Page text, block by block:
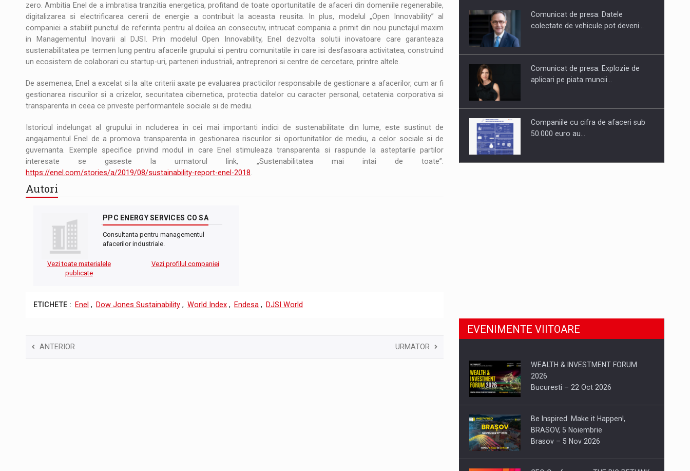
zero. Ambitia Enel de a imbratisa tranzitia energetica, profitand de toate oportunitatile de afaceri din domeniile regenerabile,
digitalizarea si electrificarea cererii de energie a contribuit la aceasta reusita. In plus, modelul „Open Innovability” al
companiei a stabilit punctul de referinta pentru al doilea an consecutiv, intrucat compania a primit din nou punctajul maxim
in Managementul Inovarii al DJSI. Prin modelul Open Innovability, Enel dezvolta solutii inovatoare care garanteaza
sustenabilitatea pe termen lung pentru afacerile grupului si pentru comunitatile in care isi desfasoara activitatea, construind
un ecosistem de colaborari cu startup-uri, parteneri industriali, antreprenori si centre de cercetare, printre altele.
De asemenea, Enel a excelat si la alte criterii axate pe evaluarea practicilor responsabile de gestionare a afacerilor, cum ar fi
gestionarea riscurilor si a crizelor, securitatea cibernetica, protectia datelor cu caracter personal, cetatenia corporativa si
transparenta in ceea ce priveste performantele sociale si de mediu.
Istoricul indelungat al grupului in ncluderea in cei mai importanti indici de sustenabilitate din lume, este sustinut de
angajamentul Enel de a promova transparenta in gestionarea riscurilor si oportunitatilor de mediu, a celor sociale si de
guvernanta. Exemple specifice privind modul in care Enel stimuleaza transparenta si raspunde la asteptarile partilor
interesate se gaseste la urmatorul link, „Sustenabilitatea mai intai de toate”:
https://enel.com/stories/a/2019/08/sustainability-report-enel-2018.
Autori
PPC ENERGY SERVICES CO SA
Consultanta pentru managementul
afacerilor industriale.
Vezi toate materialele
publicate
Vezi profilul companiei
ETICHETE : Enel , Dow Jones Sustainability , World Index , Endesa , DJSI World
ANTERIOR URMATOR
PUTTING ROMANIAN CORPORATE
Comunicat de presa: Datele
colectate de vehicule pot deveni…
Comunicat de presa: Explozie de
aplicari pe piata muncii…
Companiile cu cifra de afaceri sub
50.000 euro au…
EVENIMENTE VIITOARE
WEALTH & INVESTMENT FORUM
2026
Bucuresti – 22 Oct 2026
Be Inspired. Make it Happen!,
BRASOV, 5 Noiembrie
Brasov – 5 Nov 2026